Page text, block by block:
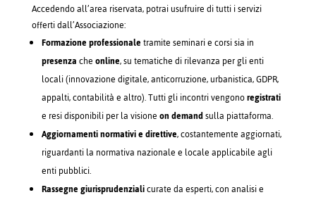
Accedendo all’area riservata, potrai usufruire di tutti i servizi
offerti dall’Associazione:
Formazione professionaletramite seminari e corsi sia in
presenzacheonline, su tematiche di rilevanza per gli enti
locali (innovazione digitale, anticorruzione, urbanistica, GDPR,
appalti, contabilità e altro). Tutti gli incontri vengonoregistrati
e resi disponibili per la visioneon demandsulla piattaforma.
Aggiornamenti normativi e direttive, costantemente aggiornati,
riguardanti la normativa nazionale e locale applicabile agli
enti pubblici.
Rassegne giurisprudenzialicurate da esperti, con analisi e